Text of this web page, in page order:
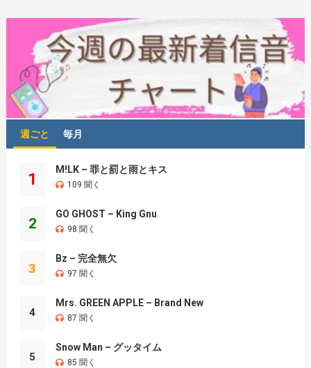
週ごと 毎月
1
M!LK – 罪と罰と雨とキス
109 聞く
2
GO GHOST – King Gnu
98 聞く
3
Bz – 完全無欠
97 聞く
4
Mrs. GREEN APPLE – Brand New
87 聞く
5
Snow Man – グッタイム
85 聞く